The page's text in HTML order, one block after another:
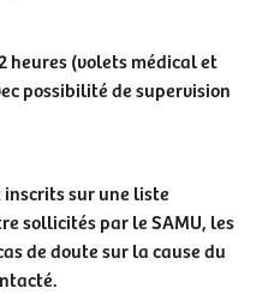
heures (volets médical et
possibilité de supervision
sur une liste
sollicités par le SAMU, les
de doute sur la cause du